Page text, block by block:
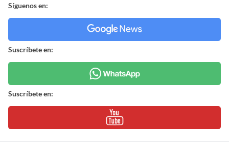
Síguenos en:
Suscríbete en:
Suscríbete en: